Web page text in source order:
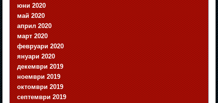
юни 2020
май 2020
април 2020
март 2020
февруари 2020
януари 2020
декември 2019
ноември 2019
октомври 2019
септември 2019